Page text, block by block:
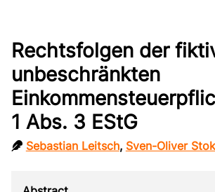
Rechtsfolgen der
unbeschränkten
1 Abs. 3 EStG
Sebastian Leitsch, Sven-Oliver